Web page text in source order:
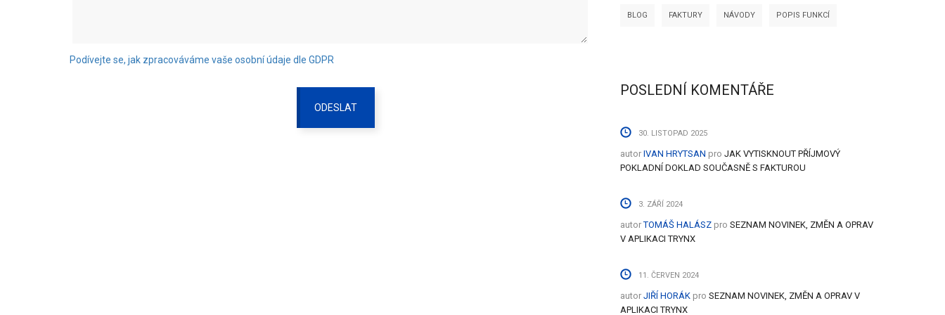
Podívejte se, jak zpracováváme vaše osobní údaje dle GDPR
ODESLAT
BLOG FAKTURY NÁVODY POPIS FUNKCÍ
POSLEDNÍ KOMENTÁŘE
30. LISTOPAD 2025
autor IVAN HRYTSAN pro JAK VYTISKNOUT PŘÍJMOVÝ
POKLADNÍ DOKLAD SOUČASNĚ S FAKTUROU
3. ZÁŘÍ 2024
autorTOMÁŠ HALÁSZ pro SEZNAM NOVINEK, ZMĚN A OPRAV
V APLIKACI TRYNX
11. ČERVEN 2024
autor JIŘÍ HORÁK pro SEZNAM NOVINEK, ZMĚN A OPRAV V
APLIKACI TRYNX